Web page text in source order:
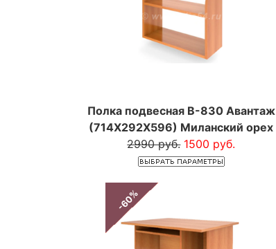
Полка подвесная В-830 Авантаж
(714Х292Х596) Миланский орех
2990 руб. 1500 руб.
-60%